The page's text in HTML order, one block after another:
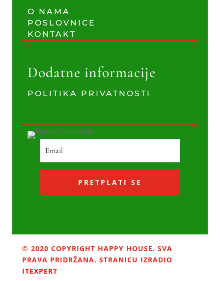
O NAMA
POSLOVNICE
KONTAKT
Dodatne informacije
POLITIKA PRIVATNOSTI
PRETPLATI SE
© 2020 COPYRIGHT HAPPY HOUSE. SVA
PRAVA PRIDRŽANA. STRANICU IZRADIO
ITEXPERT